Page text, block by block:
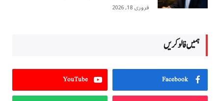
فروری 18, 2026
ہمیں فالو کریں
Facebook
YouTube